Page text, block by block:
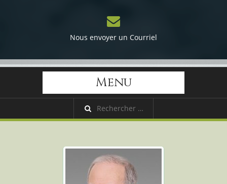
Nous envoyer un Courriel
Menu